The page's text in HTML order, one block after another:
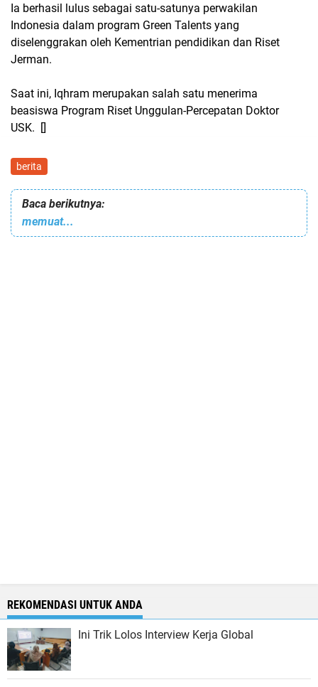
Ia berhasil lulus sebagai satu-satunya perwakilan
Indonesia dalam program Green Talents yang
diselenggrakan oleh Kementrian pendidikan dan Riset
Jerman.
Saat ini, Iqhram merupakan salah satu menerima
beasiswa Program Riset Unggulan-Percepatan Doktor
USK. []
berita
Baca berikutnya:
memuat...
REKOMENDASI UNTUK ANDA
Ini Trik Lolos Interview Kerja Global